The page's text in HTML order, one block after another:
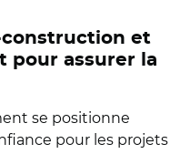
construction et
pour assurer la
se positionne
pour les projets